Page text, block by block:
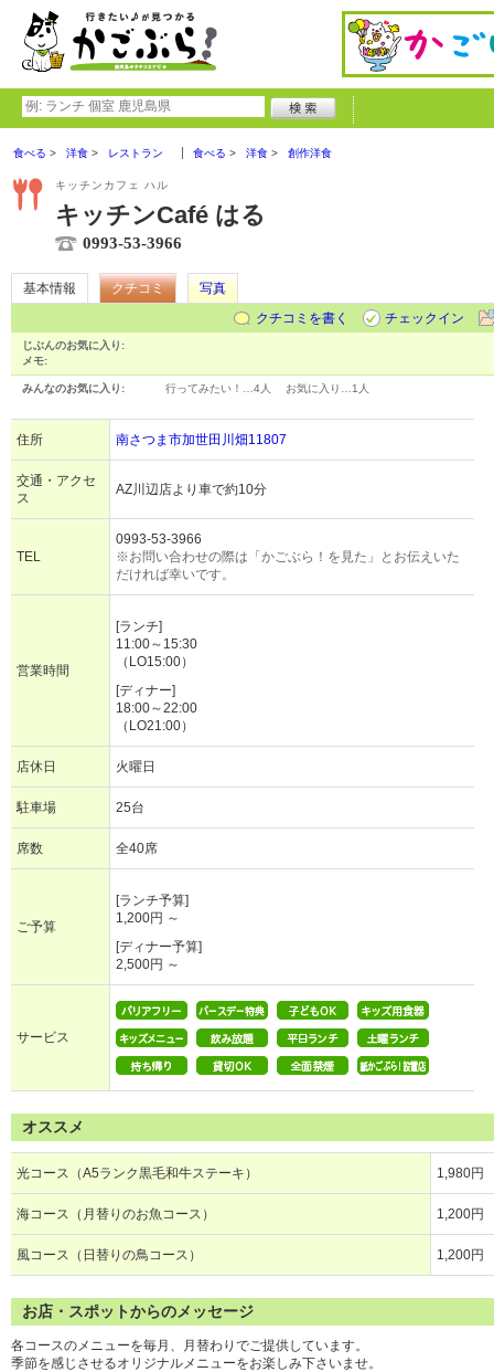
食べる 洋食 レストラン 食べる 洋食 創作洋食
キッチンカフェ ハル
キッチンCafé はる
0993-53-3966
基本情報 クチコミ
写真
クチコミを書く
チェックイン
じぶんのお気に入り:
メモ:
みんなのお気に入り: 行ってみたい！… 4人 お気に入り… 1人
住所 南さつま市加世田川畑11807
交通・アクセ
ス
AZ川辺店より車で約10分
TEL
0993-53-3966
※お問い合わせの際は「かごぶら！を見た」とお伝えいた
だければ幸いです。
営業時間
[ランチ]
11:00～15:30
（LO15:00）
[ディナー]
18:00～22:00
（LO21:00）
店休日 火曜日
駐車場 25台
席数 全40席
ご予算
[ランチ予算]
1,200円 ～
[ディナー予算]
2,500円 ～
サービス
オススメ
光コース（A5ランク黒毛和牛ステーキ） 1,980円
海コース（月替りのお魚コース） 1,200円
風コース（日替りの鳥コース） 1,200円
お店・スポットからのメッセージ
各コースのメニューを毎月、月替わりでご提供しています。
季節を感じさせるオリジナルメニューをお楽しみ下さいませ。